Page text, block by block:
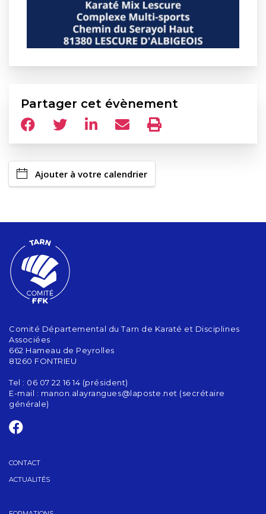
Partager cet évènement
Ajouter à votre calendrier
Comité Départemental du Tarn de Karaté et Disciplines
Associées
662 Hameau de Peyrolles
81260 FONTRIEU
Tel : 06 07 22 16 14 (président)
E-mail : manon.alayrangues@laposte.net (secrétaire
générale)
CONTACT
ACTUALITÉS